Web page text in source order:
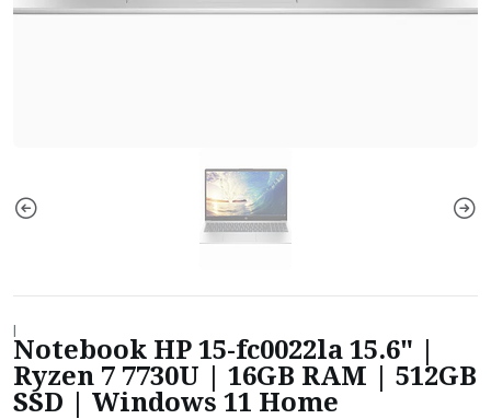
|
Notebook HP 15-fc0022la 15.6" |
Ryzen 7 7730U | 16GB RAM | 512GB
SSD | Windows 11 Home